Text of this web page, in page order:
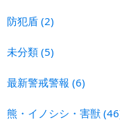
防犯盾 (2)
未分類 (5)
最新警戒警報 (6)
熊・イノシシ・害獣